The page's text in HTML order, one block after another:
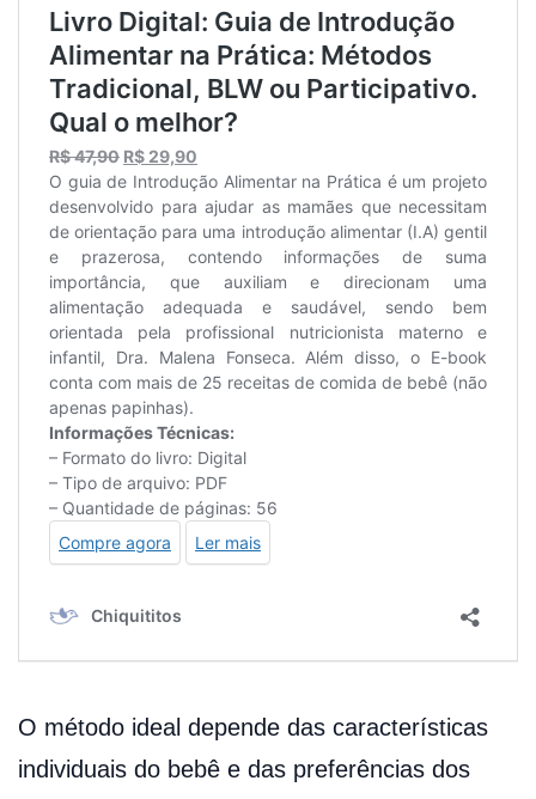
O método ideal depende das características
individuais do bebê e das preferências dos